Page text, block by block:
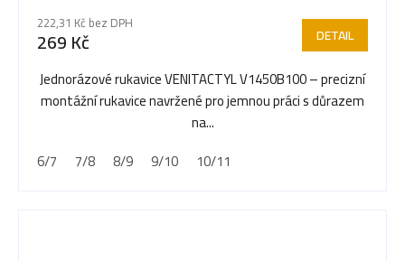
222,31 Kč bez DPH
269 Kč DETAIL
Jednorázové rukavice VENITACTYL V1450B100 – precizní
montážní rukavice navržené pro jemnou práci s důrazem
na...
6/7
7/8 8/9 9/10 10/11